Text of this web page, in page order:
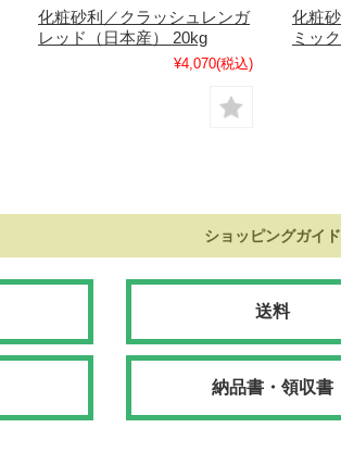
化粧砂利／クラッシュレンガ
レッド（日本産） 20kg
¥4,070(税込)
化粧
ミッ
ショッピングガイド
送料
納品書・領収書